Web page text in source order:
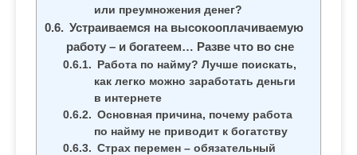
или преумножения денег?
Устраиваемся на высокооплачиваемую
работу – и богатеем… Разве что во сне
Работа по найму? Лучше поискать,
как легко можно заработать деньги
в интернете
Основная причина, почему работа
по найму не приводит к богатству
Страх перемен – обязательный